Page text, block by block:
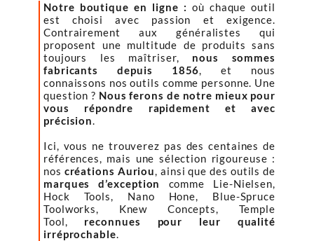
Notre boutique en ligne : où chaque outil
est choisi avec passion et exigence.
Contrairement aux généralistes qui
proposent une multitude de produits sans
toujours les maîtriser, nous sommes
fabricants depuis 1856, et nous
connaissons nos outils comme personne. Une
question ? Nous ferons de notre mieux pour
vous répondre rapidement et avec
précision.
Ici, vous ne trouverez pas des centaines de
références, mais une sélection rigoureuse :
nos créations Auriou, ainsi que des outils de
marques d’exception
comme Lie-Nielsen,
Hock Tools, Nano Hone, Blue-Spruce
Toolworks, Knew Concepts, Temple
Tool, reconnues pour leur qualité
irréprochable.